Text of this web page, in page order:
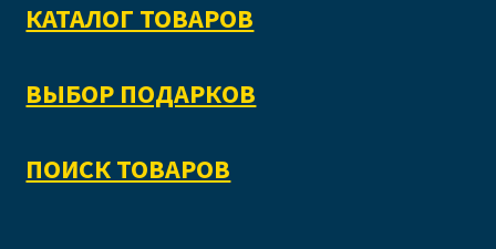
КАТАЛОГ ТОВАРОВ
ВЫБОР ПОДАРКОВ
ПОИСК ТОВАРОВ